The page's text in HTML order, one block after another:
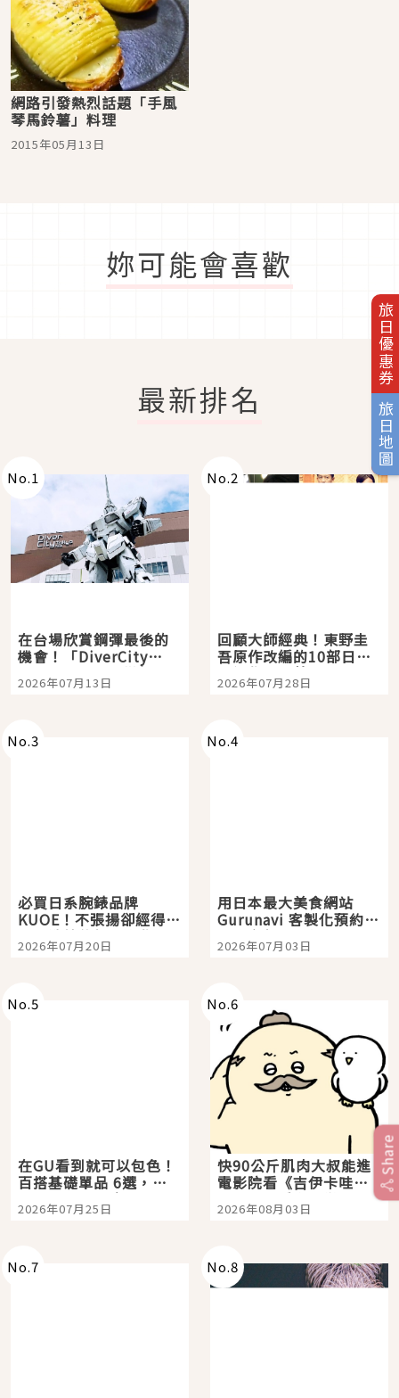
旅日優惠券
旅日地圖
網路引發熱烈話題「手風
琴馬鈴薯」料理
2015年05月13日
妳可能會喜歡
最新排名
No.1
在台場欣賞鋼彈最後的
機會！「DiverCity
Tokyo Plaza」搭船、
購物、美食及夜景，一
2026年07月13日
No.2
回顧大師經典！東野圭
吾原作改編的10部日本
影視作品推薦
2026年07月28日
No.3
必買日系腕錶品牌
KUOE！不張揚卻經得起
時間洗鍊的經典之作五
選
2026年07月20日
No.4
用日本最大美食網站
Gurunavi 客製化預約九
大都市餐廳，打造專屬
美食體驗！
2026年07月03日
No.5
在GU看到就可以包色！
百搭基礎單品 6選，閉
眼全收也不心疼
2026年07月25日
No.6
快90公斤肌肉大叔能進
電影院看《吉伊卡哇》
嗎？日本重金屬樂團
「打首」會長與nagano
2026年08月03日
No.7 No.8
Share